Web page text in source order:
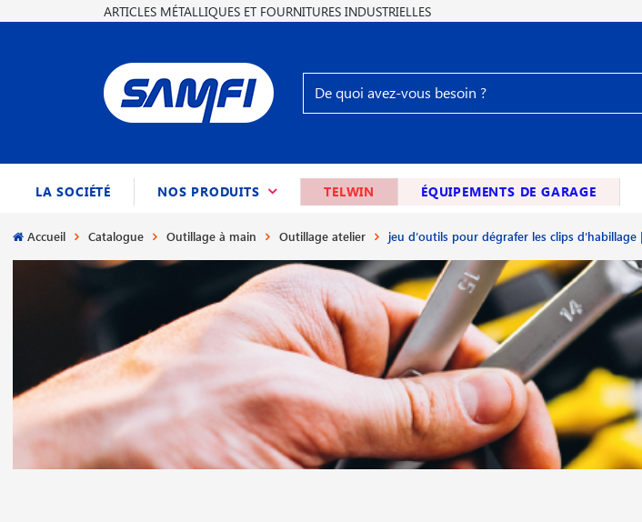
ARTICLES MÉTALLIQUES ET FOURNITURES INDUSTRIELLES
LA SOCIÉTÉ NOS PRODUITS (CURRENT)TELWIN ÉQUIPEMENTS DE GARAGE
Accueil Catalogue Outillage à main Outillage atelier jeu d′outils pour dégrafer les clips d′habillage